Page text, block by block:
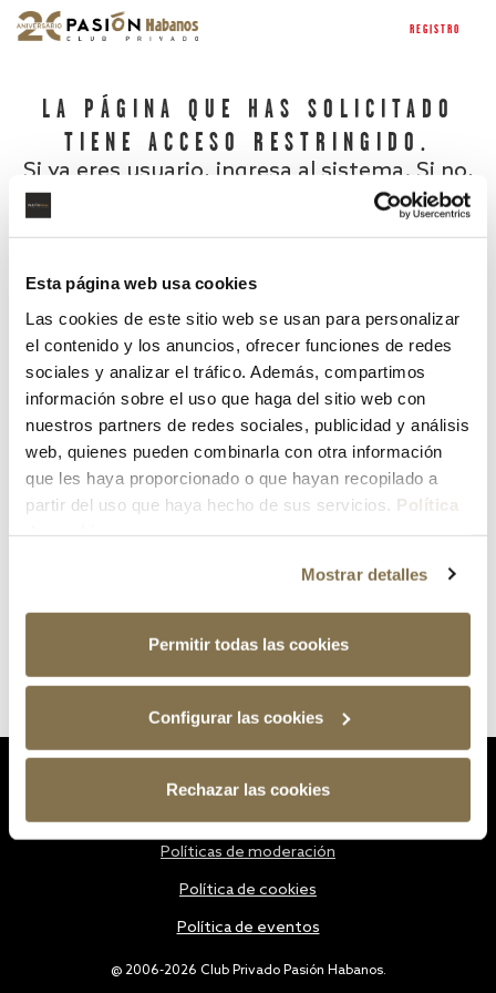
Esta página web usa cookies
Las cookies de este sitio web se usan para personalizar
el contenido y los anuncios, ofrecer funciones de redes
sociales y analizar el tráfico. Además, compartimos
información sobre el uso que haga del sitio web con
nuestros partners de redes sociales, publicidad y análisis
web, quienes pueden combinarla con otra información
que les haya proporcionado o que hayan recopilado a
partir del uso que haya hecho de sus servicios. Política
Mostrar detalles
Permitir todas las cookies
Configurar las cookies
Rechazar las cookies
REGISTRO
LA PÁGINA QUE HAS SOLICITADO
TIENE ACCESO RESTRINGIDO.
Si ya eres usuario, ingresa al sistema. Si no,
¿Has olvidado tu contraseña?
@ 2006-2026 Club Privado Pasión Habanos.
Políticas de moderación
Política de cookies
Política de eventos